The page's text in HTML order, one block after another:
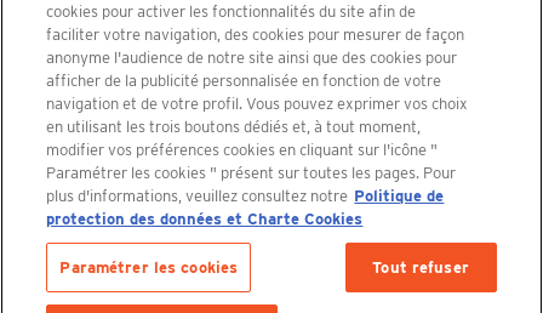
recrutement@publicisdrugstore.com
Conditions générales de vente
Mentions légales
Politique de Protection des Données Personnelles et Charte
Cookies
Découvrez le PUBLICISDRUGSTORE
cookies pour activer les fonctionnalités du site afin de
faciliter votre navigation, des cookies pour mesurer de façon
anonyme l'audience de notre site ainsi que des cookies pour
afficher de la publicité personnalisée en fonction de votre
navigation et de votre profil. Vous pouvez exprimer vos choix
en utilisant les trois boutons dédiés et, à tout moment,
modifier vos préférences cookies en cliquant sur l'icône "
Paramétrer les cookies " présent sur toutes les pages. Pour
plus d'informations, veuillez consultez notre Politique de
protection des données et Charte Cookies
Paramétrer les cookies Tout refuser